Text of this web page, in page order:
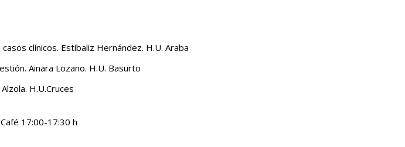
clínicos. Estíbaliz Hernández. H.U. Araba
Ainara Lozano. H.U. Basurto
H.U.Cruces
17:00-17:30 h